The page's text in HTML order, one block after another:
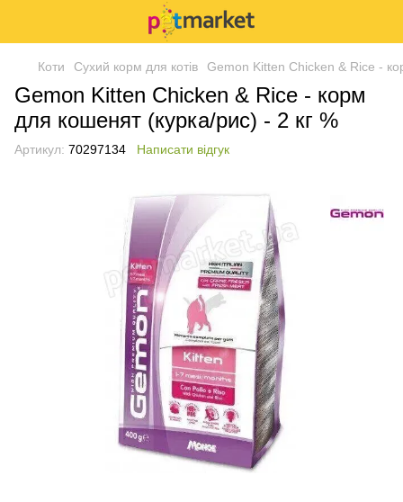
Коти Сухий корм для котів Gemon Kitten Chicken & Rice -
Gemon Kitten Chicken & Rice - корм
для кошенят (курка/рис) - 2 кг %
Артикул: 70297134 Написати відгук